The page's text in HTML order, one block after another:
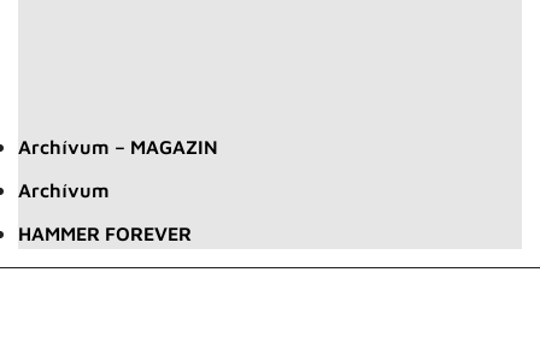
Archívum – MAGAZIN
Archívum
HAMMER FOREVER